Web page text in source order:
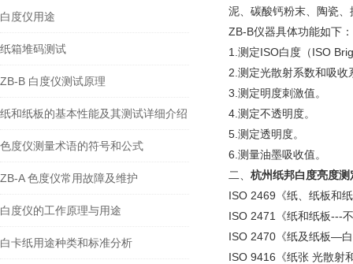
白度仪用途
纸箱堆码测试
ZB-B 白度仪测试原理
纸和纸板的基本性能及其测试详细介绍
色度仪测量术语的符号和公式
ZB-A 色度仪常用故障及维护
白度仪的工作原理与用途
白卡纸用途种类和标准分析
泥、碳酸钙粉末、陶瓷
ZB-B仪器具体功能如下：
1.测定ISO白度（ISO
2.测定光散射系数和吸收
3.测定明度刺激值。
4.测定不透明度。
5.测定透明度。
6.测量油墨吸收值。
二、 杭州纸邦白度亮度测
ISO 2469《纸、纸板和
ISO 2471《纸和纸板---
ISO 2470 《纸及纸板—
ISO 9416《纸张 光散射